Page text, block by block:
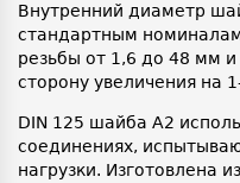
Внутренний диаметр
стандартным
резьбы от 1,6 до 48 мм
сторону увеличения на
DIN 125 шайба А2
соединениях,
нагрузки. Изготовлена